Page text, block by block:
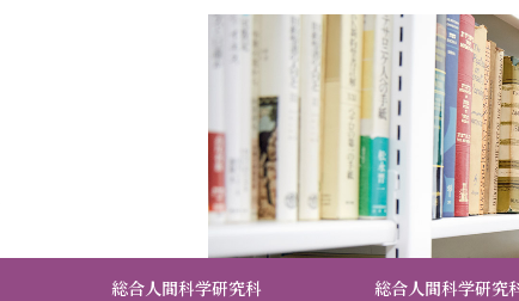
総合人間科学研究科 総合人間科学研究